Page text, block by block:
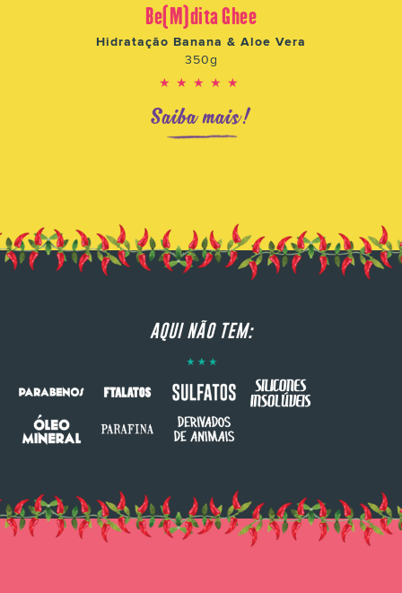
Be(M)dita Ghee
Hidratação Banana & Aloe Vera
350g
★★★★★
Saiba mais!
AQUI NÃO TEM: